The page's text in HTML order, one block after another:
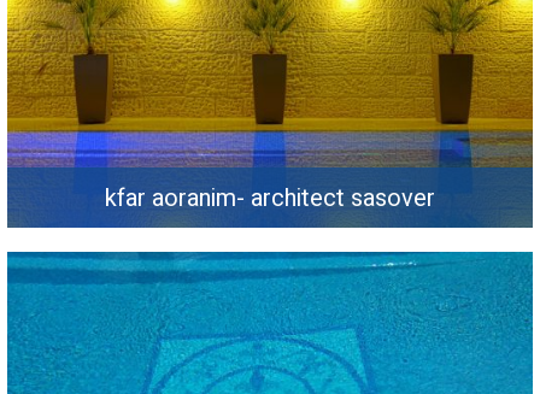
kfar aoranim- architect sasover